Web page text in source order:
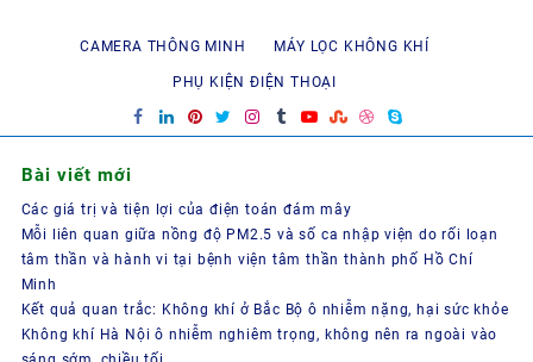
CAMERA THÔNG MINH MÁY LỌC KHÔNG KHÍ
PHỤ KIỆN ĐIỆN THOẠI
Bài viết mới
Các giá trị và tiện lợi của điện toán đám mây
Mỗi liên quan giữa nồng độ PM2.5 và số ca nhập viện do rối loạn
tâm thần và hành vi tại bệnh viện tâm thần thành phố Hồ Chí
Minh
Kết quả quan trắc: Không khí ở Bắc Bộ ô nhiễm nặng, hại sức khỏe
Không khí Hà Nội ô nhiễm nghiêm trọng, không nên ra ngoài vào